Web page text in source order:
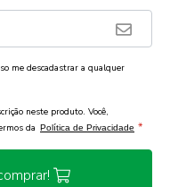
me descadastrar a qualquer
neste produto. Você,
da Política de Privacidade *